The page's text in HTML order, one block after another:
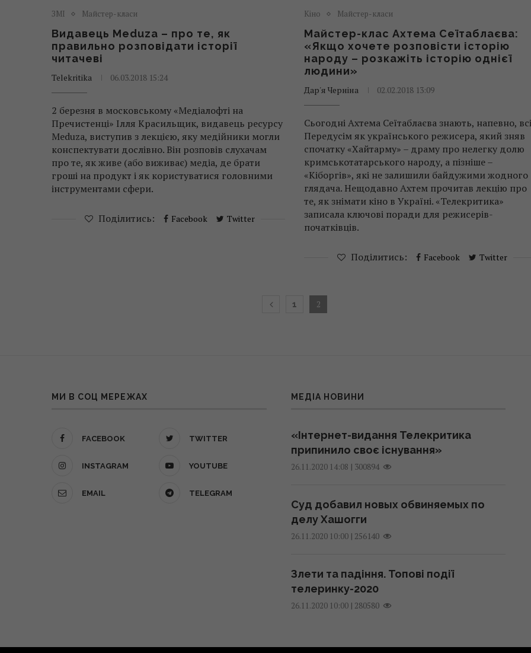
ЗМІ Майстер-класи
Видавець Meduza – про те, як
правильно розповідати історії
читачеві
Telekritika 06.03.2018 15:24
2 березня в московському «Медіалофті на
Пречистенці» Ілля Красильщик, видавець ресурсу
Meduza, виступив з лекцією, яку медійники могли
конспектувати дослівно. Він розповів слухачам
про те, як живе (або виживає) медіа, де брати
гроші на продукт і як користуватися головними
інструментами сфери.
Поділитись: Facebook Twitter
Кіно Майстер-класи
Майстер-клас Ахтема Сеїтаблаєва:
«Якщо хочете розповісти історію
народу – розкажіть історію однієї
людини»
Дар'я Черніна 02.02.2018 13:09
Сьогодні Ахтема Сеїтаблаєва знають, напевно,
Передусім як українського режисера, який зняв
спочатку «Хайтарму» – драму про нелегку долю
кримськотатарського народу, а пізніше –
«Кіборгів», які не залишили байдужими жодного
глядача. Нещодавно Ахтем прочитав лекцію про
те, як знімати кіно в Україні. «Телекритика»
записала ключові поради для режисерів-
початківців.
Поділитись: Facebook Twitter
1 2
МИ В СОЦ МЕРЕЖАХ
FACEBOOK TWITTER
INSTAGRAM YOUTUBE
EMAIL TELEGRAM
МЕДІА НОВИНИ
«Інтернет-видання Телекритика
припинило своє існування»
26.11.2020 14:08 | 300894
Суд добавил новых обвиняемых по
делу Хашогги
26.11.2020 10:00| 256140
Злети та падіння. Топові події
телеринку-2020
26.11.2020 10:00| 280580